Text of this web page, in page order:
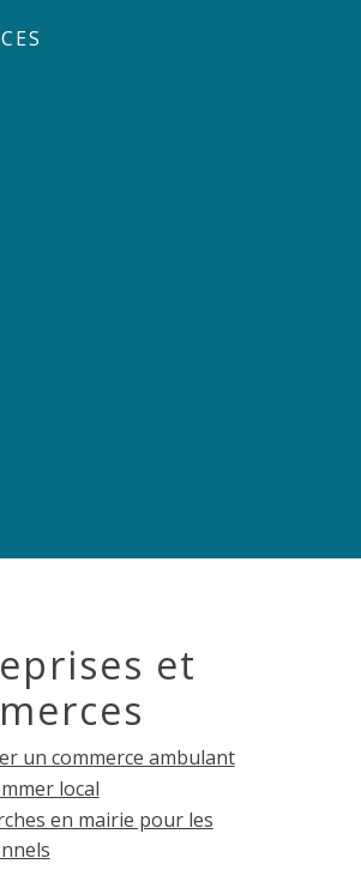
et
un commerce ambulant
local
en mairie pour les